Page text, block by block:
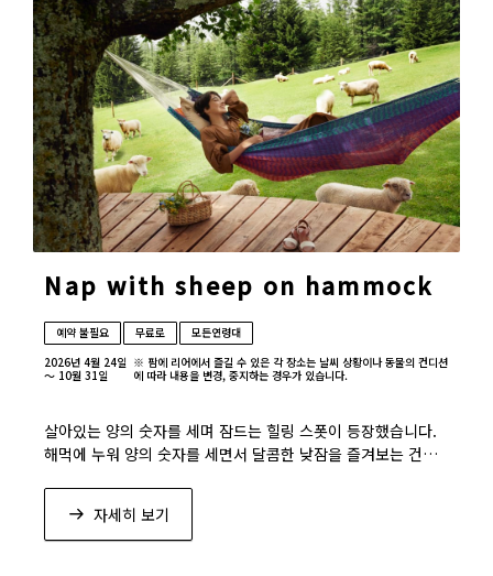
Nap with sheep on hammock
예약 불필요 무료로
모든연령대
2026년 4월 24일
～ 10월 31일
※ 팜에 리어에서 즐길 수 있은 각 장소는 날씨 상황이나 동물의 컨디션
에 따라 내용을 변경, 중지하는 경우가 있습니다.
살아있는 양의 숫자를 세며 잠드는 힐링 스폿이 등장했습니다.
해먹에 누워 양의 숫자를 세면서 달콤한 낮잠을 즐겨보는 건
자세히 보기